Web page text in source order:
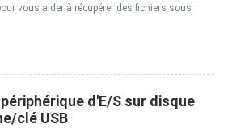
vous aider à récupérer des fichiers sous
d'E/S sur disque
clé USB